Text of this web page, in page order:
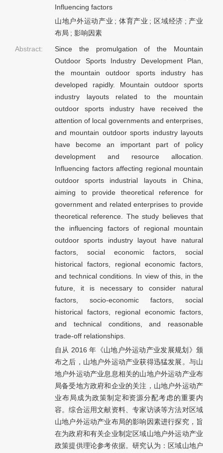
Influencing factors
山地户外运动产业 ; 体育产业 ; 区域经济 ; 产业
布局 ; 影响因素
Abstract:
Since the promulgation of the Mountain
Outdoor Sports Industry Development Plan,
the mountain outdoor sports industry has
developed rapidly. Mountain outdoor sports
industry layouts related to the mountain
outdoor sports industry have received the
attention of local governments and enterprises,
and mountain outdoor sports industry layouts
have become an important part of policy
development and resource allocation.
Influencing factors affecting regional mountain
outdoor sports industrial layouts in China,
aiming to provide theoretical reference for
government and related enterprises to provide
theoretical reference. The study believes that
the influencing factors of regional mountain
outdoor sports industry layout have natural
factors, social economic factors, social
historical factors, regional economic factors,
and technical conditions. In view of this, in the
future, it is necessary to consider natural
factors, socio-economic factors, social
historical factors, regional economic factors,
and technical conditions, and reasonable
trade-off relationships.
自从 2016 年《山地户外运动产业发展规划》颁
布之后，山地户外运动产业获得迅猛发展。与山
地户外运动产业息息相关的山地户外运动产业布
局备受地方政府和企业的关注，山地户外运动产
业布局成为政策制定和资源分配考虑的重要内
容。综合运用文献资料、专家访谈等方法对区域
山地户外运动产业布局的影响因素进行探究，旨
在为政府和有关企业制定区域山地户外运动产业
政策提供理论参考依据。研究认为：区域山地户